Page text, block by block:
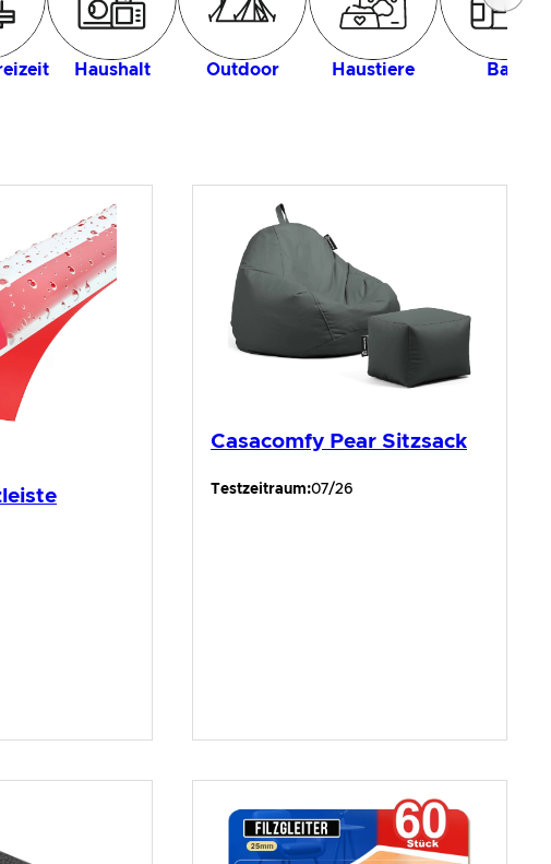
Haushalt Outdoor Haustiere Bad
Casacomfy Pear Sitzsack
Testzeitraum:07/26